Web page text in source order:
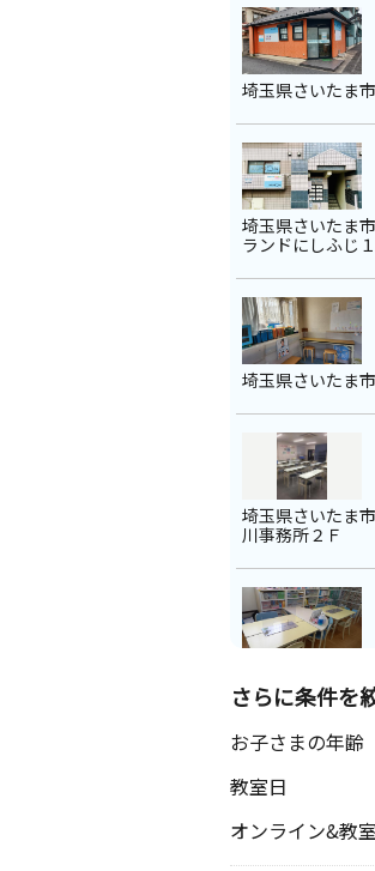
埼玉県さいたま
埼玉県さいたま
ランドにしふじ
埼玉県さいたま
埼玉県さいたま
川事務所２Ｆ
埼玉県さいたま
ンマキ第一１０
さらに条件を
お子さまの年齢
教室日
オンライン&教